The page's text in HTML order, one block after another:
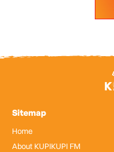
Sitemap
Home
About KUPIKUPI FM